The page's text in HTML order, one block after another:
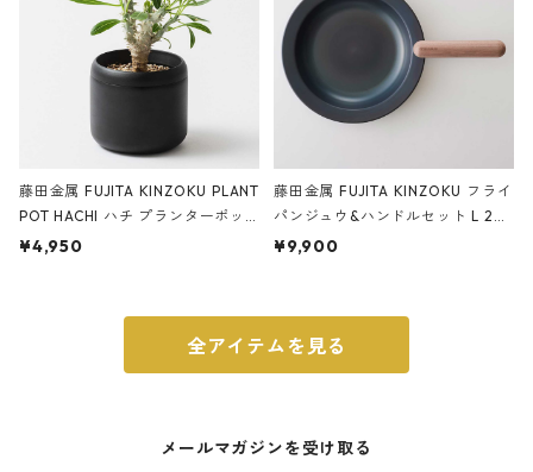
藤田金属 FUJITA KINZOKU PLANT
POT HACHI ハチ プランターポッ
ト 3号 ブラック
¥4,950
藤田金属 FUJITA KINZOKU フライ
パンジュウ&ハンドルセット L 24c
m ガス火・IH対応 鉄フライパン
¥9,900
全アイテムを見る
メールマガジンを受け取る